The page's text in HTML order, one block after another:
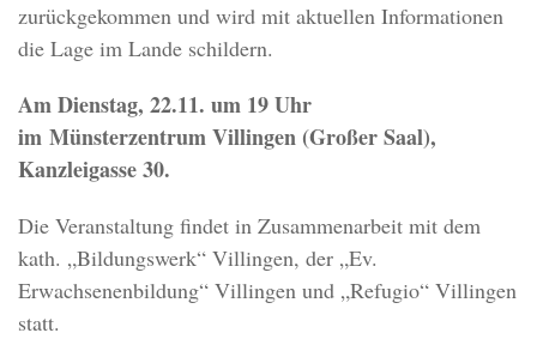
zurückgekommen und wird mit aktuellen Informationen
die Lage im Lande schildern.
Am Dienstag, 22.11. um 19 Uhr
im Münsterzentrum Villingen (Großer Saal),
Kanzleigasse 30.
Die Veranstaltung findet in Zusammenarbeit mit dem
kath. „Bildungswerk“ Villingen, der „Ev.
Erwachsenenbildung“ Villingen und „Refugio“ Villingen
statt.